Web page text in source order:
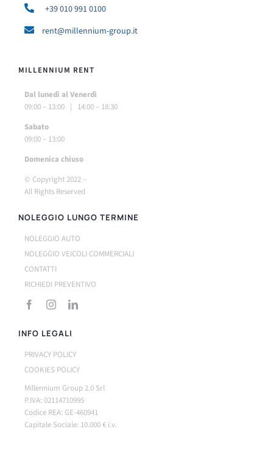
+39 010 991 0100
rent@millennium-group.it
MILLENNIUM RENT
Dal lunedì al Venerdì
09:00 – 13:00 | 14:00 – 18:30
Sabato
09:00 – 13:00
Domenica chiuso
© Copyright 2022 –
All Rights Reserved
NOLEGGIO LUNGO TERMINE
NOLEGGIO AUTO
NOLEGGIO VEICOLI COMMERCIALI
CONTATTI
RICHIEDI PREVENTIVO
INFO LEGALI
PRIVACY POLICY
COOKIES POLICY
Millennium Group 2.0 Srl
P.IVA: 02114710995
Codice REA: GE-460941
Capitale Sociale: 10.000 € i.v.